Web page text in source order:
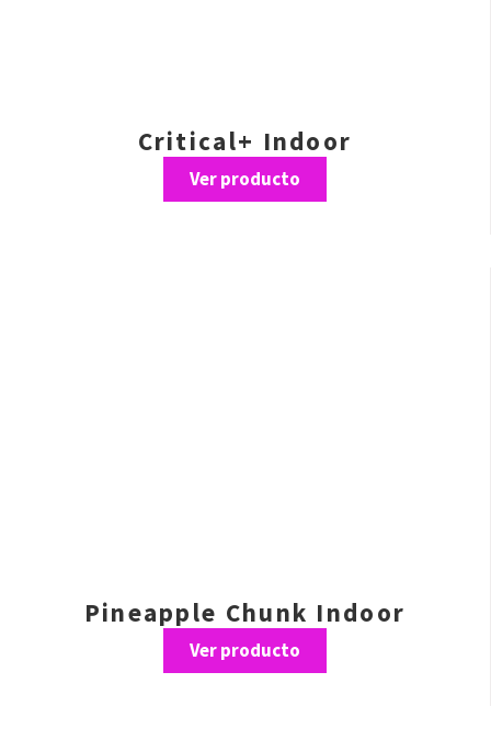
Critical+ Indoor
Ver producto
Pineapple Chunk Indoor
Ver producto